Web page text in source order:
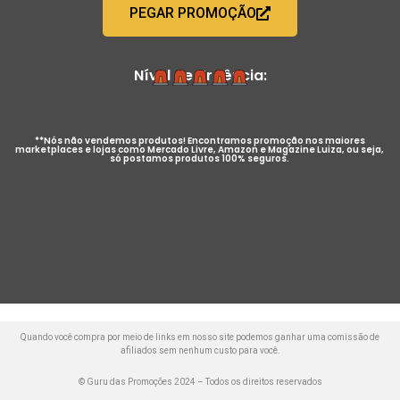
PEGAR PROMOÇÃO
Nível de Urgência:
**Nós não vendemos produtos! Encontramos promoção nos maiores
marketplaces e lojas como Mercado Livre, Amazon e Magazine Luiza, ou seja,
só postamos produtos 100% seguros.
Quando você compra por meio de links em nosso site podemos ganhar uma comissão de
afiliados sem nenhum custo para você.
© Guru das Promoções 2024 – Todos os direitos reservados